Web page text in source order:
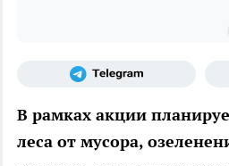
В рамках акции
леса от мусора,